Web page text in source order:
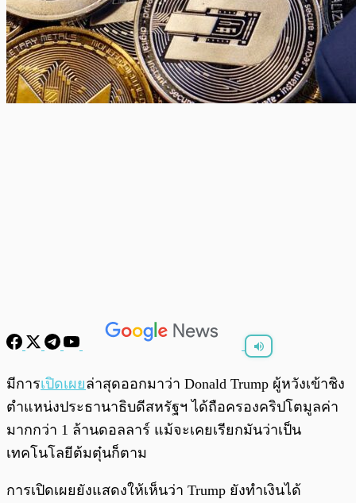
พร้อมเล่น 0:00 / 0:00
มีการเปิดเผยล่าสุดออกมาว่า Donald Trump ผู้หวังเข้าชิง
ตำแหน่งประธานาธิบดีสหรัฐฯ ได้ถือครองคริปโตมูลค่า
มากกว่า 1 ล้านดอลลาร์ แม้จะเคยเรียกมันว่าเป็น
เทคโนโลยีต้มตุ๋นก็ตาม
การเปิดเผยยังแสดงให้เห็นว่า Trump ยังทำเงินได้